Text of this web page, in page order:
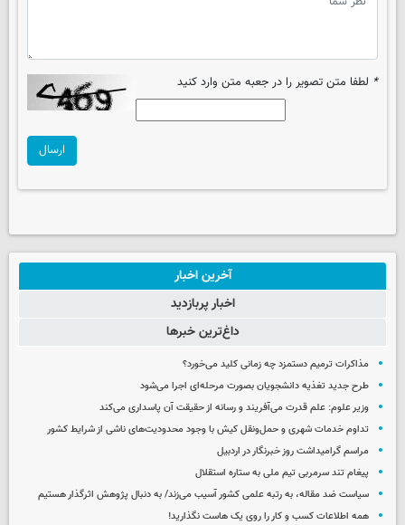
* لطفا متن تصویر را در جعبه متن وارد کنید
ارسال
آخرین اخبار
اخبار پربازدید
داغ‌ترین خبرها
مذاکرات ترمیم دستمزد چه زمانی کلید می‌خورد؟
طرح جدید تغذیه دانشجویان بصورت مرحله‌ای اجرا می‌شود
وزیر علوم: علم قدرت می‌آفریند و رسانه از حقیقت آن پاسداری می‌کند
تداوم خدمات شهری و حمل‌ونقل کیش با وجود محدودیت‌های ناشی از شرایط کشور
مراسم گرامیداشت روز خبرنگار در اردبیل
پیغام تند سرمربی تیم ملی به ستاره استقلال
سیاست ضد مقاله، به رتبه علمی کشور آسیب می‌زند/ به دنبال پژوهش اثرگذار هستیم
همه اطلاعات کسب‌ و کار را روی یک هاست نگذارید!